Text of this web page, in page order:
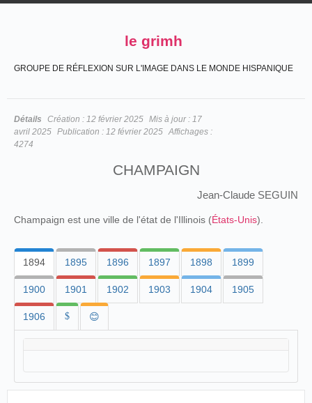
le grimh
GROUPE DE RÉFLEXION SUR L'IMAGE DANS LE MONDE HISPANIQUE
Détails Création : 12 février 2025 Mis à jour : 17
avril 2025 Publication : 12 février 2025 Affichages :
4274
CHAMPAIGN
Jean-Claude SEGUIN
Champaign est une ville de l'état de l'Illinois (États-Unis).
1894 1895 1896 1897 1898 1899
1900 1901 1902 1903 1904 1905
1906 $ 😊